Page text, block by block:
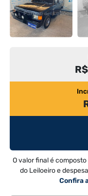
O valor final é
do Leiloeiro e
Confira